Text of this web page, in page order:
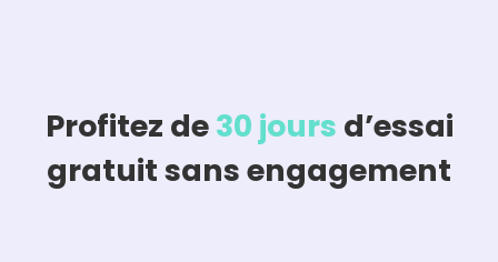
Profitez de30 jours d’essai
gratuit sans engagement